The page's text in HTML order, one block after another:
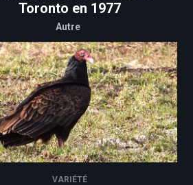
Toronto en 1977
Autre
VARIÉTÉ